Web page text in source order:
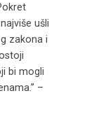
ušli
zakona i
bi mogli
–